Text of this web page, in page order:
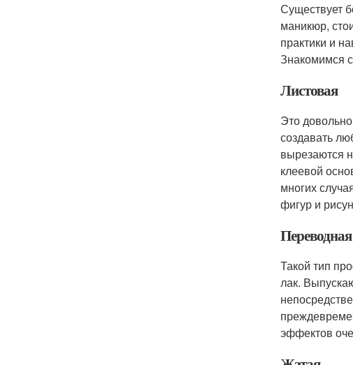
Существует
маникюр,
практики и
Знакомимся
Листовая
Это
создавать
вырезаются
клеевой
многих
фигур и
Переводная
Такой тип
лак.
эффектов